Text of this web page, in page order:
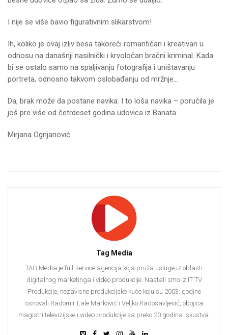
I nije se više bavio figurativnim slikarstvom!
Ih, koliko je ovaj izliv besa takoreći romantičan i kreativan u
odnosu na današnji nasilnički i krvoločan bračni kriminal. Kada
bi se ostalo samo na spaljivanju fotografija i uništavanju
portreta, odnosno takvom oslobađanju od mržnje…
Da, brak može da postane navika. I to loša navika – poručila je
još pre više od četrdeset godina udovica iz Banata.
Mirjana Ognjanović
Tag Media
TAG Media je full-service agencija koja pruža usluge iz oblasti
digitalnog marketinga i video produkcije. Nastali smo iz IT TV
Produkcije, nezavisne produkcijske kuće koju su 2003. godine
osnovali Radomir Lale Marković i Veljko Radosavljević, obojica
magistri televizijske i video produkcije sa preko 20 godina iskustva.